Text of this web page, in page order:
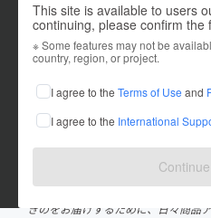
This site is available to users
continuing, please confirm the
※ Some features may not be
country, region, or project.
I agree to the Terms of Use and
I agree to the International
Continue
QOL
これまでに1回支援して1件のプロ
在住国：日本 現在地：大阪府
出身国：日本 出身地：大阪府
わたしたちは、「あったらいいな
19年にクラウドファンディング事
きのをお届けするために、日々商品